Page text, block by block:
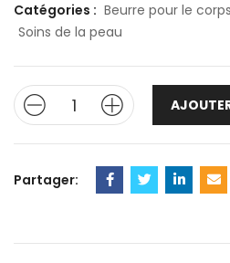
Catégories : Beurre pour le corps
Soins de la peau
Partager: